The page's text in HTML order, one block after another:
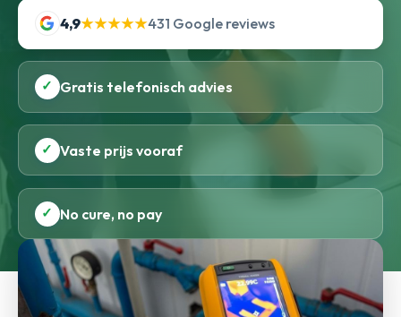
4,9★★★★★431 Google reviews
✓ Gratis telefonisch advies
✓ Vaste prijs vooraf
✓ No cure, no pay